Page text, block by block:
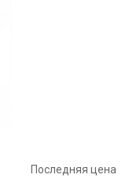
Последняя цена